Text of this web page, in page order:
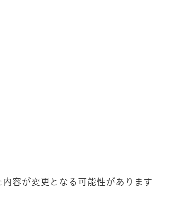
容が変更となる可能性があります